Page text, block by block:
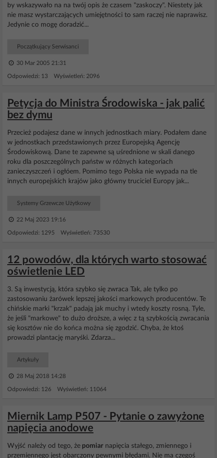
by wskazywało na na twój opis że czasem "zaskoczy". Niestety jak
nie masz wystarczających umiejętności to sam raczej nie naprawisz.
Jedynie co mogę doradzić...
Początkujący Serwisanci
30 Mar 2005 21:31
Odpowiedzi: 13 Wyświetleń: 2096
Petycja do Ministra Środowiska - jak palić
bez dymu
Przecież podajesz dane w innych jednostkach miary. Podałem dane
w jednostkach przedstawionych przez Europejską Agencję
Środowiskową. Dane te zapewne są uśrednione w skali danego
roku dla poszczególnych państw w różnych kategoriach
zanieczyszczeń i ogłóem. Pomimo tego Polska nie wypada na tle
innych europejskich krajów jako główny truciciel Europy jak...
Systemy Grzewcze Użytkowy
22 Maj 2023 19:16
Odpowiedzi: 1295 Wyświetleń: 73530
12 powodów, dla których warto stosować
oświetlenie LED
3. Są inwestycją, która szybko się zwraca Tak, ale tylko po
zastosowaniu żarówek lepszej jakości markowych producentów. Te
chińskie marki "krzak" padają jak muchy i wtedy koszty rosną. Tyle,
że jeśli "markowe" to dużo droższe, a więc z tą szybkością zwracania
się kosztów nie do końca można się zgodzić. Chyba, że ktoś
prowadzi plantację maryśki. Zdarza...
Artykuły
28 Maj 2018 14:28
Odpowiedzi: 126 Wyświetleń: 11064
Miernik Lamp P507 - Pytanie o zawyżone
napięcia anodowe
Wyjść należy od tego, że pomiar napięcia stałego, zmiennego i
przemiennego jest obarczony pewnymi błędami. Nie ma czegoś